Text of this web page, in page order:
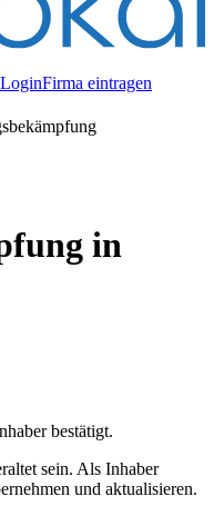
LoginFirma eintragen
in
bestätigt.
sein. Als Inhaber
und aktualisieren.